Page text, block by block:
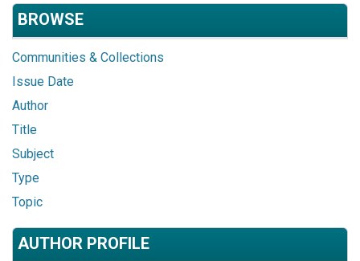
BROWSE
Communities & Collections
Issue Date
Author
Title
Subject
Type
Topic
AUTHOR PROFILE